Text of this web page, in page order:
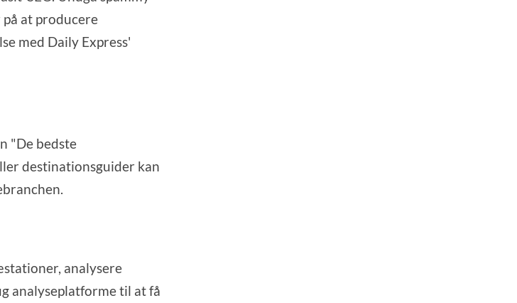
at producere
med Daily Express'
"De bedste
destinationsguider kan
analysere
analyseplatforme til at få